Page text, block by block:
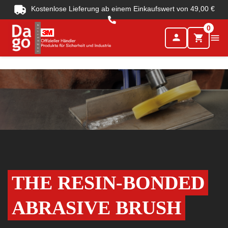
Kostenlose Lieferung ab einem Einkaufswert von 49,00 €
person shopping_cart
0

THE RESIN-BONDED
ABRASIVE BRUSH